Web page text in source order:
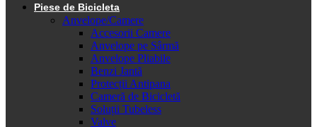
Piese de Bicicleta
Anvelope/Camere
Accesorii Camere
Anvelope pe Sârmă
Anvelope Pliabile
Benzi Jantă
Protecții Antipana
Cameră de Bicicletă
Soluții Tubeless
Valve